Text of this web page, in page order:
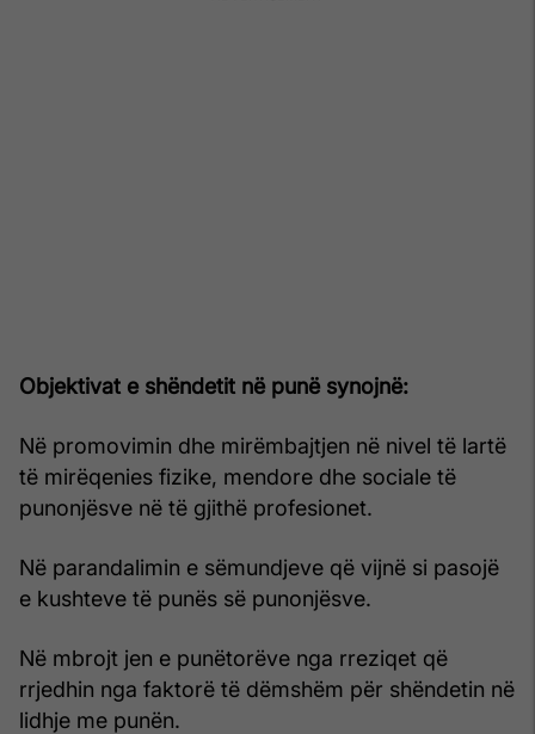
Objektivat e shëndetit në punë synojnë:
Në promovimin dhe mirëmbajtjen në nivel të lartë
të mirëqenies fizike, mendore dhe sociale të
punonjësve në të gjithë profesionet.
Në parandalimin e sëmundjeve që vijnë si pasojë
e kushteve të punës së punonjësve.
Në mbrojt jen e punëtorëve nga rreziqet që
rrjedhin nga faktorë të dëmshëm për shëndetin në
lidhje me punën.